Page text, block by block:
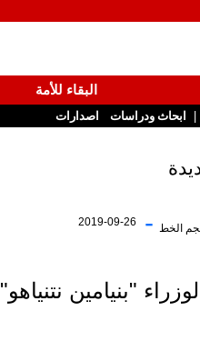
البقاء للأمة
| ابحاث ودراسات اصدارات
الخط -
2019-09-26
"بنيامين نتنياهو"